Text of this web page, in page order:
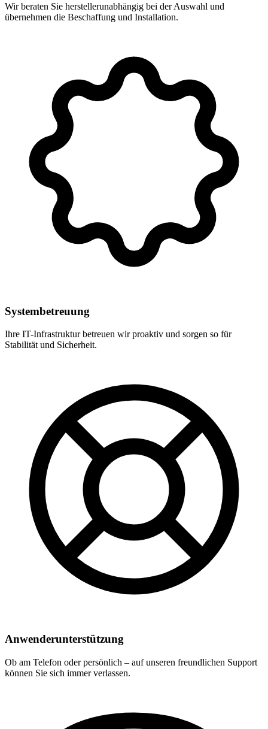
Wir beraten Sie herstellerunabhängig bei der Auswahl und
übernehmen die Beschaffung und Installation.
Systembetreuung
Ihre IT-Infrastruktur betreuen wir proaktiv und sorgen so für
Stabilität und Sicherheit.
Anwenderunterstützung
Ob am Telefon oder persönlich – auf unseren freundlichen Support
können Sie sich immer verlassen.